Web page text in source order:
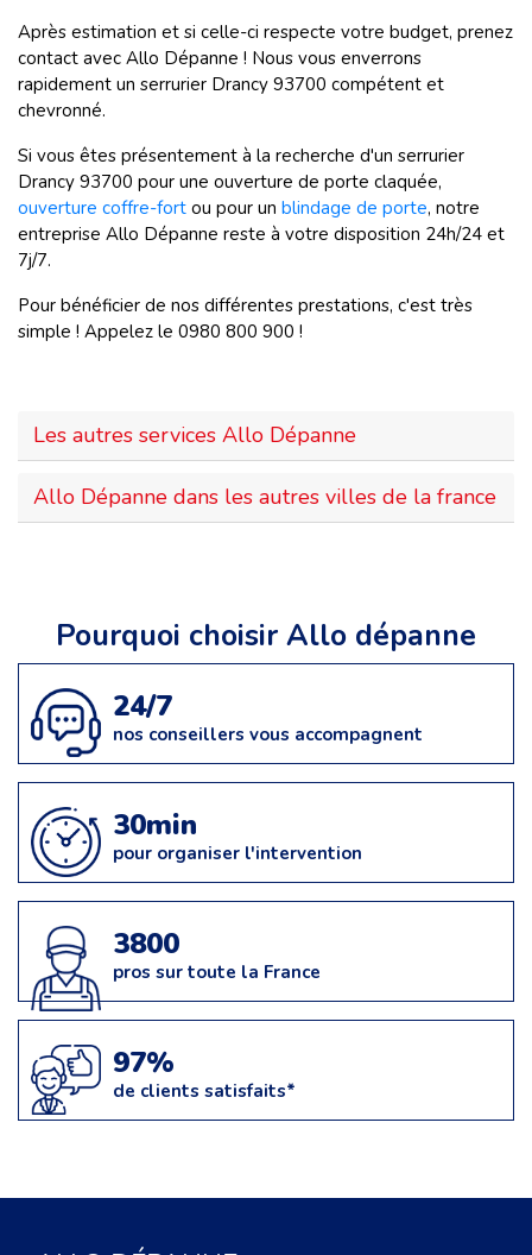
Après estimation et si celle-ci respecte votre budget, prenez
contact avec Allo Dépanne ! Nous vous enverrons
rapidement un serrurier Drancy 93700 compétent et
chevronné.
Si vous êtes présentement à la recherche d'un serrurier
Drancy 93700 pour une ouverture de porte claquée,
ouverture coffre-fort ou pour un blindage de porte, notre
entreprise Allo Dépanne reste à votre disposition 24h/24 et
7j/7.
Pour bénéficier de nos différentes prestations, c'est très
simple ! Appelez le 0980 800 900 !
Les autres services Allo Dépanne
Allo Dépanne dans les autres villes de la france
Pourquoi choisir Allo dépanne
24/7
nos conseillers vous accompagnent
30min
pour organiser l'intervention
3800
pros sur toute la France
97%
de clients satisfaits*